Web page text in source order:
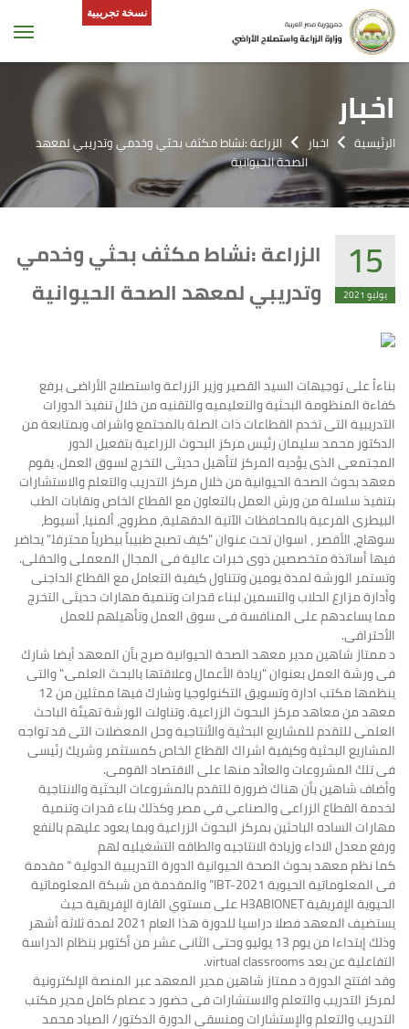
نسخة تجريبية
اخبار
الرئيسية اخبار
الزراعة :نشاط مكثف بحثي وخدمي وتدريبي لمعهد
الصحة الحيوانية
15
يوليو 2021
الزراعة :نشاط مكثف بحثي وخدمي
وتدريبي لمعهد الصحة الحيوانية
بناءاً على توجيهات السيد القصير وزير الزراعة واستصلاح الأراضى برفع
كفاءة المنظومة البحثية والتعليميه والتقنيه من خلال تنفيذ الدورات
التدريبية التى تخدم القطاعات ذات الصلة بالمجتمع واشراف وبمتابعة من
الدكتور محمد سليمان رئيس مركز البحوث الزراعية بتفعيل الدور
المجتمعى الذى يؤديه المركز لتأهيل حديثى التخرج لسوق العمل. يقوم
معهد بحوث الصحة الحيوانية من خلال مركز التدريب والتعلم والاستشارات
بتنفيذ سلسلة من ورش العمل بالتعاون مع القطاع الخاص ونقابات الطب
البيطرى الفرعية بالمحافظات الآتية الدقهلية، مطروح، ألمنيا، أسيوط،
سوهاج، الأقصر ، اسوان تحت عنوان "كيف تصبح طبيباً بيطرياً محترفا." يحاضر
فيها أساتذة متخصصين ذوى خبرات عالية فى المجال المعملى والحقلى.
وتستمر الورشة لمدة يومين وتتناول كيفية التعامل مع القطاع الداجنى
وأدارة مزارع الحلاب والتسمين لبناء قدرات وتنمية مهارات حديثى التخرج
مما يساعدهم على المنافسة فى سوق العمل وتأهيلهم للعمل
الأحترافى.
د ممتاز شاهين مدير معهد الصحة الحيوانية صرح بأن المعهد أيضا شارك
فى ورشة العمل بعنوان "ريادة الأعمال وعلاقتها بالبحث العلمى." والتى
ينظمها مكتب ادارة وتسويق التكنولوجيا وشارك فيها ممثلين من 12
معهد من معاهد مركز البحوث الزراعية. وتناولت الورشة تهيئة الباحث
العلمى للتقدم للمشاريع البحثية والأنتاجية وحل المعضلات التى قد تواجه
المشاريع البحثية وكيفية اشراك القطاع الخاص كمستثمر وشريك رئيسى
فى تلك المشروعات والعائد منها على الاقتصاد القومى.
وأضاف شاهين بأن هناك ضرورة للتقدم بالمشروعات البحثية والانتاجية
لخدمة القطاع الزراعى والصناعى فى مصر وكذلك بناء قدرات وتنمية
مهارات الساده الباحثين بمركز البحوث الزراعية وبما يعود عليهم بالنفع
ورفع معدل الاداء وزيادة الانتاجيه والطاقه التشغيليه لهم
كما نظم معهد بحوث الصحة الحيوانية الدورة التدريبية الدولية “ مقدمة
فى المعلوماتية الحيوية IBT-2021” والمقدمة من شبكة المعلوماتية
الحيوية الإفريقية H3ABIONET على مستوي القارة الإفريقية حيث
يستضيف المعهد فصلا دراسيا للدورة هذا العام 2021 لمدة ثلاثة أشهر
وذلك إبتداءا من يوم 13 يوليو وحتى الثانى عشر من أكتوبر بنظام الدراسة
التفاعلية عن بعد virtual classrooms.
وقد افتتح الدورة د ممتاز شاهين مدير المعهد عبر المنصة الإلكترونية
لمركز التدريب والتعلم والاستشارات فى حضور د عصام كامل مدير مكتب
التدريب والتعلم والإستشارات ومنسقى الدورة الدكتور/ الصياد محمد